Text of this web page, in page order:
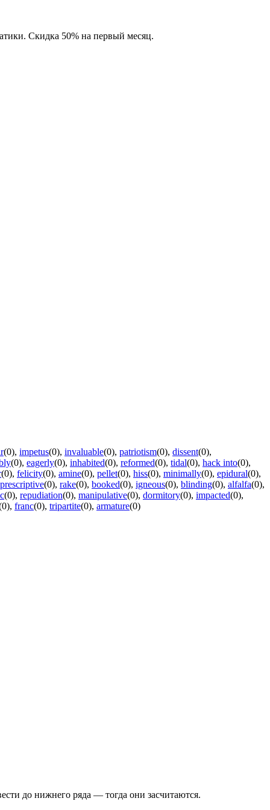
Скидка 50% на первый месяц.
(0), impetus(0), invaluable(0), patriotism(0), dissent(0),
(0), eagerly(0), inhabited(0), reformed(0), tidal(0), hack into(0),
(0), felicity(0), amine(0), pellet(0), hiss(0), minimally(0), epidural(0),
prescriptive(0), rake(0), booked(0), igneous(0), blinding(0), alfalfa(0),
(0), repudiation(0), manipulative(0), dormitory(0), impacted(0),
, franc(0), tripartite(0), armature(0)
до нижнего ряда — тогда они засчитаются.